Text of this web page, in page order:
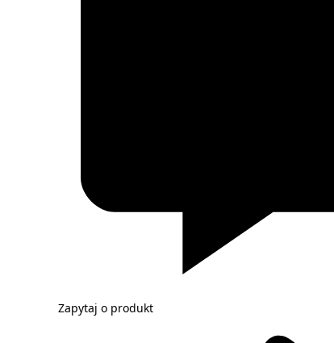
Zapytaj o produkt